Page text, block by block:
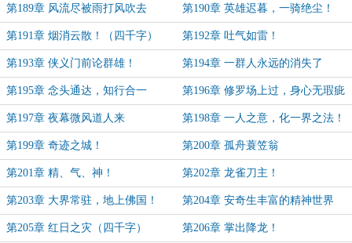
留！
第189章 风流尽被雨打风吹去 第190章 英雄迟暮，一骑绝尘！
（七千二百字大章）
第191章 烟消云散！（四千字） 第192章 吐气如雷！
第193章 侠义门前论群雄！ 第194章 一群人永远的消失了
第195章 念头通达，知行合一 第196章 修罗场上过，身心无瑕疵
第197章 夜幕微风道人来 第198章 一人之意，化一界之法！
第199章 奇迹之城！ 第200章 孤舟蓑笠翁
第201章 精、气、神！ 第202章 龙雀刀主！
第203章 大界常驻，地上佛国！ 第204章 安奇生丰富的精神世界
第205章 红日之灾（四千字） 第206章 掌出降龙！